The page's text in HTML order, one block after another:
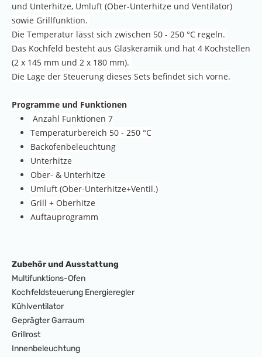
und Unterhitze, Umluft (Ober-Unterhitze und Ventilator)
sowie Grillfunktion.
Die Temperatur lässt sich zwischen 50 - 250 °C regeln.
Das Kochfeld besteht aus Glaskeramik und hat 4 Kochstellen
(2 x 145 mm und 2 x 180 mm).
Die Lage der Steuerung dieses Sets befindet sich vorne.
Programme und Funktionen
Anzahl Funktionen 7
Temperaturbereich 50 - 250 °C
Backofenbeleuchtung
Unterhitze
Ober- & Unterhitze
Umluft (Ober-Unterhitze+Ventil.)
Grill + Oberhitze
Auftauprogramm
Zubehör und Ausstattung
Multifunktions-Ofen
Kochfeldsteuerung Energieregler
Kühlventilator
Geprägter Garraum
Grillrost
Innenbeleuchtung